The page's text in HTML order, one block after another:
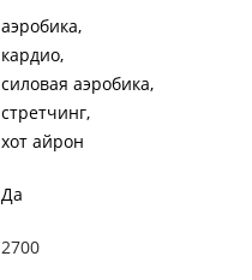
аэробика
кардио
силовая аэробика
стретчинг
хот айрон
Да
2700